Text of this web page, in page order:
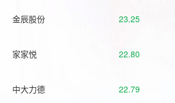
金辰股份 23.25
家家悦 22.80
中大力德 22.79